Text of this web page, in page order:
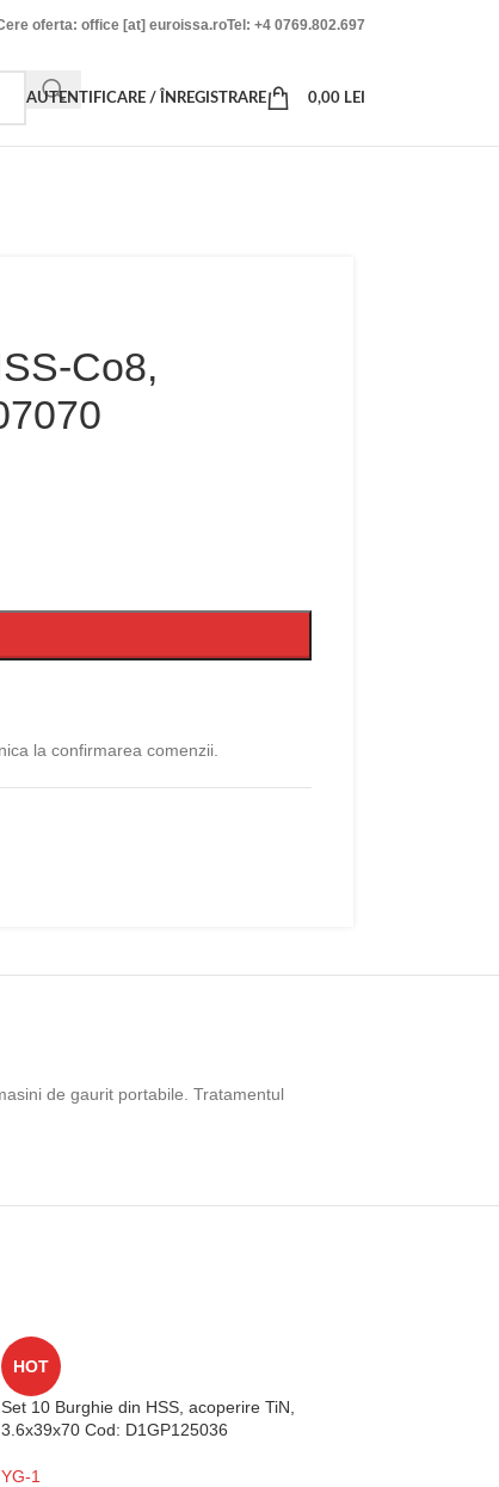
oferta: office [at] euroissa.roTel: +4 0769.802.697
AUTENTIFICARE / ÎNREGISTRARE 0,00 LEI
Co8,
la confirmarea comenzii.
de gaurit portabile. Tratamentul
HOT
Set 10 Burghie din HSS, acoperire TiN,
3.6x39x70 Cod: D1GP125036
YG-1